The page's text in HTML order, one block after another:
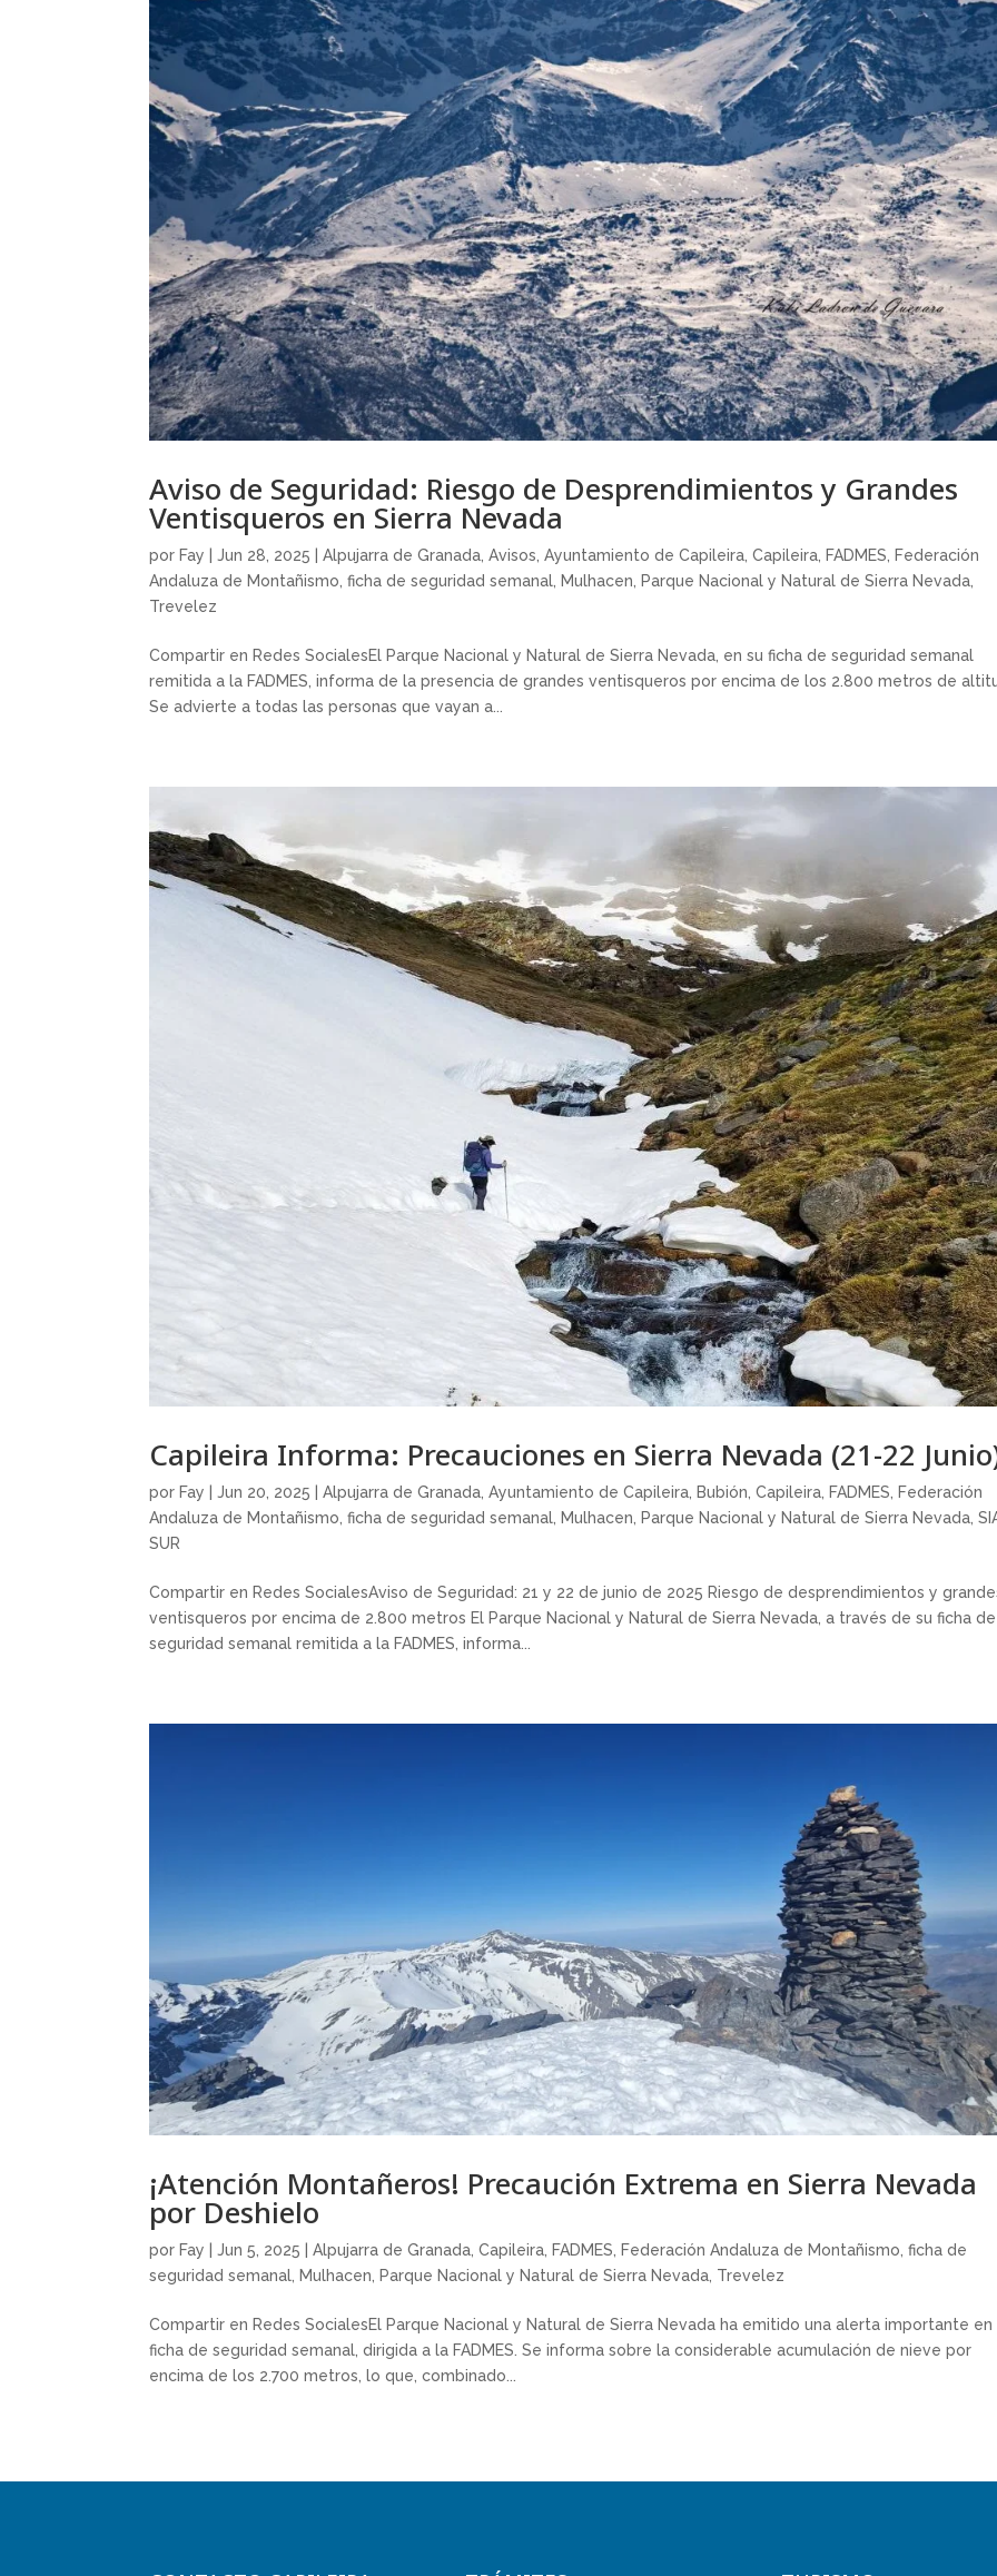
Aviso de Seguridad: Riesgo de Desprendimientos y Grandes
Ventisqueros en Sierra Nevada
por Fay |Jun 28, 2025 |Alpujarra de Granada,Avisos,Ayuntamiento de Capileira,Capileira, FADMES, Federación
Andaluza de Montañismo,ficha de seguridad semanal, Mulhacen, Parque Nacional y Natural de Sierra Nevada,
Trevelez
Compartir en Redes SocialesEl Parque Nacional y Natural de Sierra Nevada, en su ficha de seguridad semanal
remitida a la FADMES, informa de la presencia de grandes ventisqueros por encima de los 2.800 metros de
Se advierte a todas las personas que vayan a...
Capileira Informa: Precauciones en Sierra Nevada (21-22
por Fay |Jun 20, 2025 |Alpujarra de Granada ,Ayuntamiento de Capileira Bubión ,Capileira FADMES
Federación
Andaluza de Montañismo ,ficha de seguridad semanal Mulhacen Parque Nacional y Natural de Sierra Nevada ,
SUR
Compartir en Redes SocialesAviso de Seguridad: 21 y 22 de junio de 2025 Riesgo de desprendimientos y
ventisqueros por encima de 2.800 metros El Parque Nacional y Natural de Sierra Nevada, a través de su ficha de
seguridad semanal remitida a la FADMES, informa...
¡Atención Montañeros! Precaución Extrema en Sierra Nevada
por Deshielo
por Fay |Jun 5, 2025 |Alpujarra de Granada ,Capileira FADMES Federación Andaluza de Montañismo ,ficha de
seguridad semanal Mulhacen Parque Nacional y Natural de Sierra Nevada Trevelez
Compartir en Redes SocialesEl Parque Nacional y Natural de Sierra Nevada ha emitido una alerta importante en
ficha de seguridad semanal, dirigida a la FADMES. Se informa sobre la considerable acumulación de nieve por
encima de los 2.700 metros, lo que, combinado...